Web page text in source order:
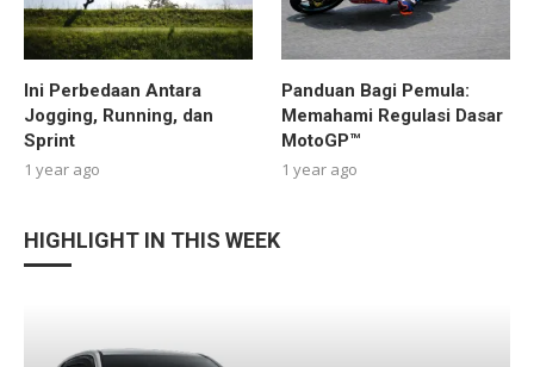
Ini Perbedaan Antara
Jogging, Running, dan
Sprint
1 year ago
Panduan Bagi Pemula:
Memahami Regulasi Dasar
MotoGP™
1 year ago
HIGHLIGHT IN THIS WEEK